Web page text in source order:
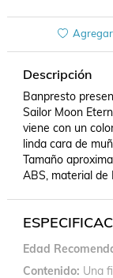
Descripción
Banpresto
Sailor Moon
viene con un
linda cara de
Tamaño
ABS, material de
Edad
Contenido Una